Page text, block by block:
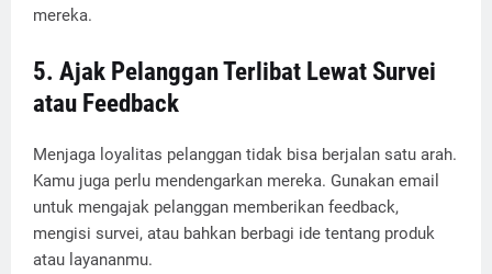
mereka.
5. Ajak Pelanggan Terlibat Lewat Survei
atau Feedback
Menjaga loyalitas pelanggan tidak bisa berjalan satu arah.
Kamu juga perlu mendengarkan mereka. Gunakan email
untuk mengajak pelanggan memberikan feedback,
mengisi survei, atau bahkan berbagi ide tentang produk
atau layananmu.